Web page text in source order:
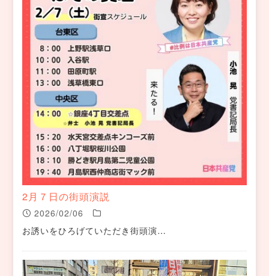
2月７日の街頭演説
2026/02/06
お誘いをひろげていただき街頭演…